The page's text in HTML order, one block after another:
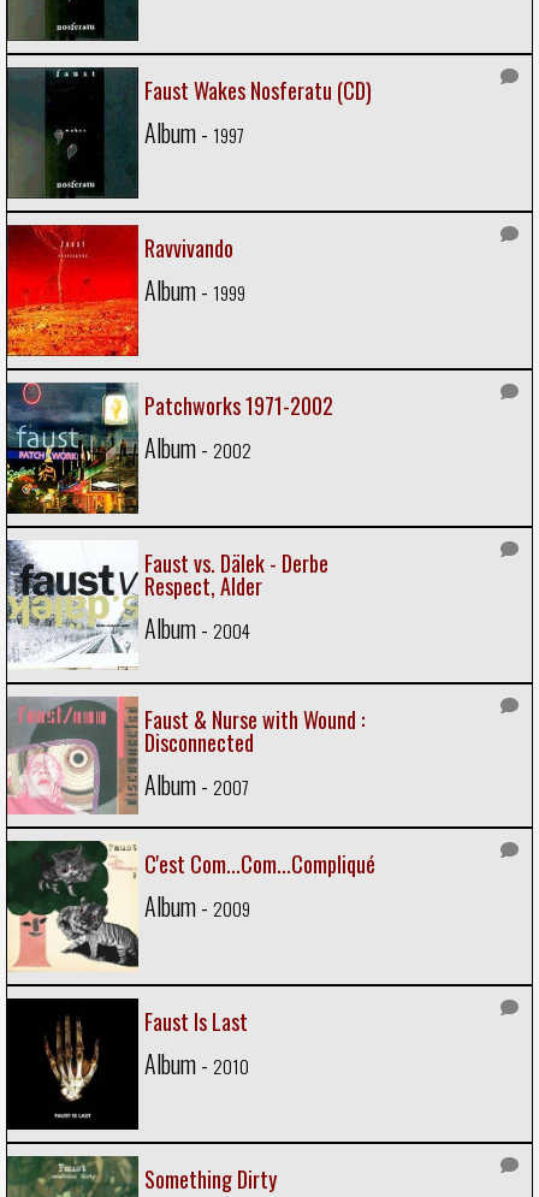
Faust Wakes Nosferatu (CD)
Album - 1997
Ravvivando
Album - 1999
Patchworks 1971-2002
Album - 2002
Faust vs. Dälek - Derbe
Respect, Alder
Album - 2004
Faust & Nurse with Wound :
Disconnected
Album - 2007
C'est Com...Com...Compliqué
Album - 2009
Faust Is Last
Album - 2010
Something Dirty